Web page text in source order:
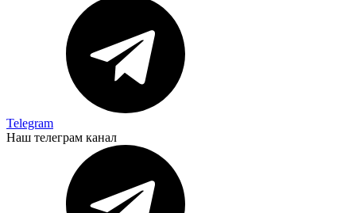
Telegram
Наш телеграм канал